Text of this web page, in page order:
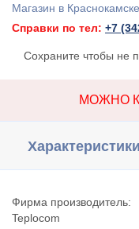
Магазин в
Справки по тел: +7
Сохраните чтобы не
МОЖНО
Характеристики
Фирма производитель:
Teplocom